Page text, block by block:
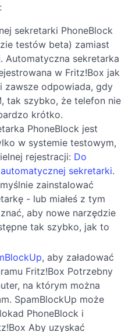
sekretarki PhoneBlock
testów beta) zamiast
Automatyczna sekretarka
w Fritz!Box jak
zawsze odpowiada, gdy
tak szybko, że telefon nie
krótko.
PhoneBlock jest
w systemie testowym,
rejestracji: Do
sekretarki.
zainstalować
- lub miałeś z tym
aby nowe narzędzie
tak szybko, jak to
, aby załadować
Fritz!Box Potrzebny
na którym można
SpamBlockUp może
PhoneBlock i
Aby uzyskać